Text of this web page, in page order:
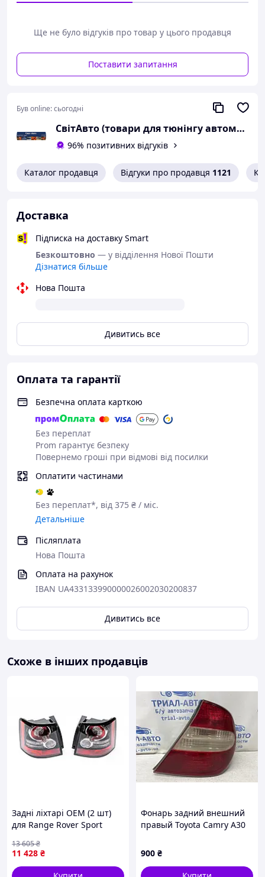
Ще не було відгуків про товар у цього продавця
Поставити запитання
Був online:сьогодні
СвітАвто (товари для тюнінгу автомобілів ВАЗ)
96% позитивних відгуків
Каталог продавця Відгуки про продавця 1121
Доставка
Підписка на доставку Smart
Безкоштовно — у відділення Нової Пошти
Дізнатися більше
Нова Пошта
Дивитись все
Оплата та гарантії
Безпечна оплата карткою
Без переплат
Prom гарантує безпеку
Повернемо гроші при відмові від посилки
Оплатити частинами
Без переплат*, від 375 ₴ / міс.
Детальніше
Післяплата
Нова Пошта
Оплата на рахунок
IBAN UA433133990000026002030200837
Дивитись все
Схоже в інших продавців
Задні ліхтарі OEM (2 шт)
для Range Rover Sport
11 428 ₴
13 605₴
Фонарь задний внешний
правый Toyota Camry A30
у)
900 ₴